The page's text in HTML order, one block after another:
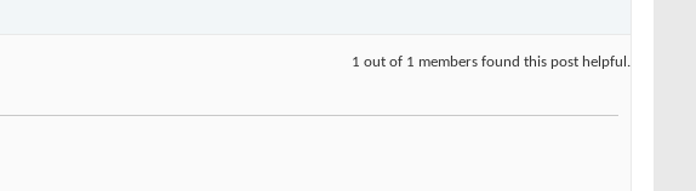
1 out of 1 members found this post helpful.